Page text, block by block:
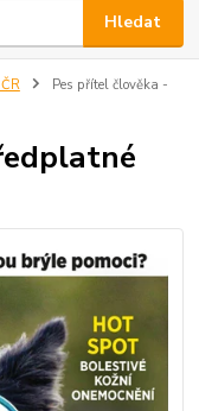
Hledat
Pes přítel člověka -